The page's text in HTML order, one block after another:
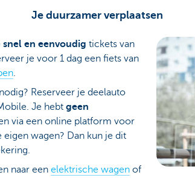
Je duurzamer verplaatsen
snel en eenvoudig tickets van
je voor 1 dag een fiets van
.
nodig? Reserveer je deelauto
Je hebt geen
via een online platform voor
wagen? Dan kun je dit
naar een elektrische wagen of